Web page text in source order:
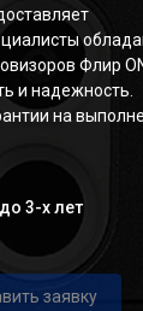
Флир
и надежность.
на
3-х лет
заявку